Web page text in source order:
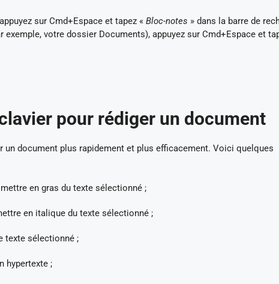
sur Cmd+Espace et tapez « Bloc-notes » dans la barre de
votre dossier Documents), appuyez sur Cmd+Espace et
pour rédiger un document
document plus rapidement et plus efficacement. Voici quelques
en gras du texte sélectionné ;
en italique du texte sélectionné ;
texte sélectionné ;
hypertexte ;